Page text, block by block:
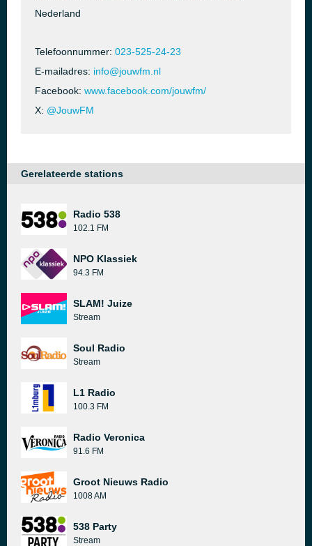
Nederland
Telefoonnummer: 023-525-24-23
E-mailadres: info@jouwfm.nl
Facebook: www.facebook.com/jouwfm/
X: @JouwFM
Gerelateerde stations
Radio 538
102.1 FM
NPO Klassiek
94.3 FM
SLAM! Juize
Stream
Soul Radio
Stream
L1 Radio
100.3 FM
Radio Veronica
91.6 FM
Groot Nieuws Radio
1008 AM
538 Party
Stream